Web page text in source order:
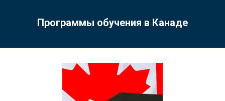
Программы обучения в Канаде